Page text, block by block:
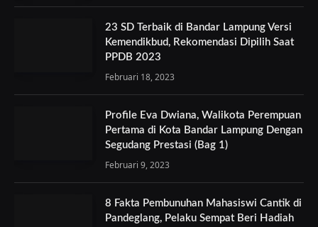
23 SD Terbaik di Bandar Lampung Versi
Kemendikbud, Rekomendasi Dipilih Saat
PPDB 2023
Februari 18, 2023
Profile Eva Dwiana, Walikota Perempuan
Pertama di Kota Bandar Lampung Dengan
Segudang Prestasi (Bag 1)
Februari 9, 2023
8 Fakta Pembunuhan Mahasiswi Cantik di
Pandeglang, Pelaku Sempat Beri Hadiah